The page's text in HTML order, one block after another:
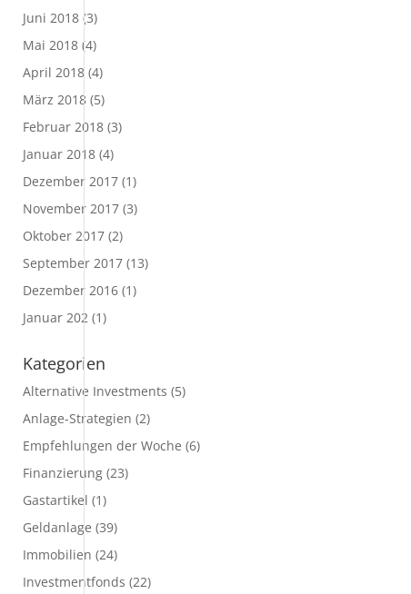
Juni 2018 (3)
Mai 2018 (4)
April 2018 (4)
März 2018 (5)
Februar 2018 (3)
Januar 2018 (4)
Dezember 2017 (1)
November 2017 (3)
Oktober 2017 (2)
September 2017 (13)
Dezember 2016 (1)
Januar 202 (1)
Kategorien
Alternative Investments (5)
Anlage-Strategien (2)
Empfehlungen der Woche (6)
Finanzierung (23)
Gastartikel (1)
Geldanlage (39)
Immobilien (24)
Investmentfonds (22)